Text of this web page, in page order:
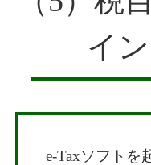
イ
e-Taxソフトを